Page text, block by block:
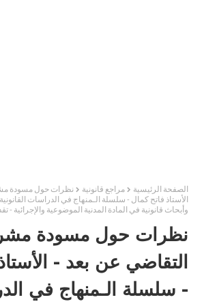
الصفحة الرئيسية مراجع قانونية
نظرات حول مسودة
الأستاذ فاتح كمال - سلسلة الـمنهاج في الدراسات
وأبحاث قانونية في المادة المدنية الموضوعية والإجرائية -
نظرات حول مسودة
التقاضي عن بعد -
- سلسلة الـمنهاج في